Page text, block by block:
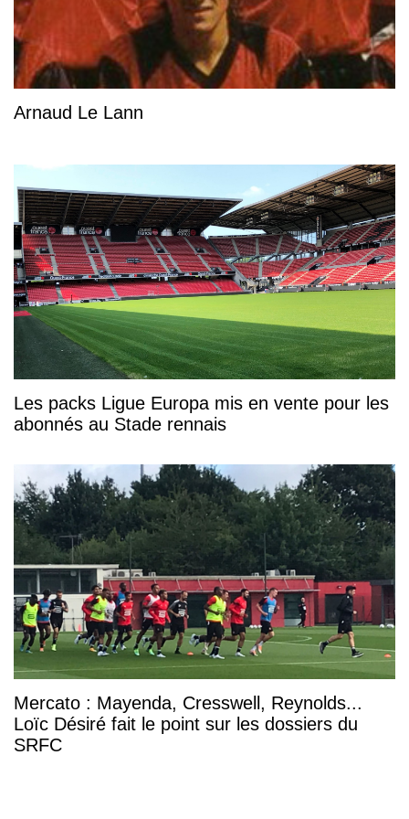
Arnaud Le Lann
Les packs Ligue Europa mis en vente pour les
abonnés au Stade rennais
Mercato : Mayenda, Cresswell, Reynolds...
Loïc Désiré fait le point sur les dossiers du
SRFC